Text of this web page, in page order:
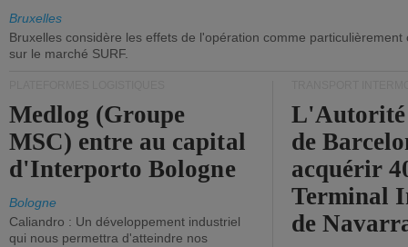
Bruxelles
Bruxelles considère les effets de l'opération comme
sur le marché SURF.
Medlog (Groupe
MSC) entre au capital
d'Interporto Bologne
Bologne
Caliandro : Un développement industriel
qui nous permettra d'atteindre nos
de
acquérir
Terminal
de